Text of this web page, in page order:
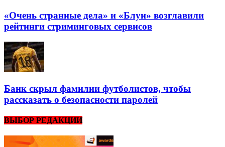
«Очень странные дела» и «Блуи» возглавили
рейтинги стриминговых сервисов
Банк скрыл фамилии футболистов, чтобы
рассказать о безопасности паролей
ВЫБОР РЕДАКЦИИ